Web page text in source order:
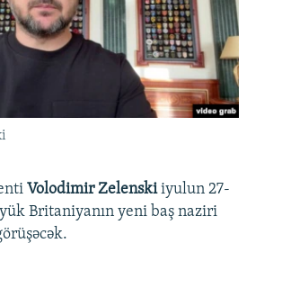
Volodimir Zelenskiiyulun 27-
Britaniyanın yeni baş naziri